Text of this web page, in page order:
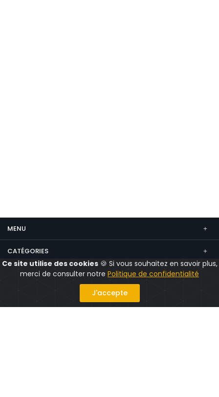
MENU
CATÉGORIES
CONTACT
Ce site utilise des cookies🍪 Si vous souhaitez en savoir plus,
merci de consulter notre Politique de confidentialité
J'accepte